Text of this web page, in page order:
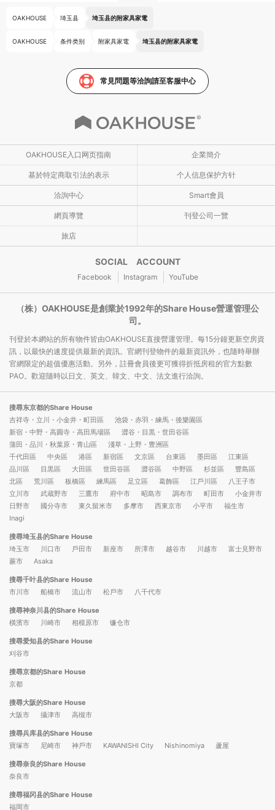
OAKHOUSE 埼玉县 埼玉县的附家具家電
OAKHOUSE 条件类别 附家具家電 埼玉县的附家具家電
常見問題等洽詢請至客服中心
OAKHOUSE入口网页指南 企業簡介
基於特定商取引法的表示 个人信息保护方针
洽詢中心 Smart會員
網頁導覽 刊登公司一覽
旅店
SOCIAL ACCOUNT
Facebook Instagram YouTube
（株）OAKHOUSE是創業於1992年的Share House營運管理公
司。
刊登於本網站的所有物件皆由OAKHOUSE直接營運管理。每15分鐘更新空房資
訊，以最快的速度提供最新的資訊。官網刊登物件的最新資訊外，也隨時舉辦
官網限定的超值優惠活動。另外，註冊會員後更可獲得折抵房租的官方點數
PAO。歡迎隨時以日文、英文、韓文、中文、法文進行洽詢。
搜尋东京都的Share House
吉祥寺・立川・小金井・町田區
池袋・赤羽・練馬・後樂園區
新宿・中野・高圓寺・高田馬場區
澀谷・目黒・世田谷區
蒲田・品川・秋葉原・青山區
淺草・上野・豊洲區
千代田區
中央區 港區 新宿區 文京區 台東區 墨田區
江東區
品川區
目黒區 大田區 世田谷區 澀谷區 中野區 杉並區
豐島區
北區
荒川區 板橋區 練馬區 足立區 葛飾區 江戶川區
八王子市
立川市
武蔵野市 三鷹市 府中市 昭島市 調布市 町田市
小金井市
日野市
國分寺市 東久留米市 多摩市 西東京市 小平市
福生市
Inagi
搜尋埼玉县的Share House
埼玉市
川口市 戶田市 新座市 所澤市 越谷市 川越市
富士見野市
蕨市
Asaka
搜尋千叶县的Share House
市川市
船橋市 流山市 松戶市 八千代市
搜尋神奈川县的Share House
橫濱市
川崎市 相模原市 镰仓市
搜尋爱知县的Share House
刈谷市
搜尋京都的Share House
京都
搜尋大阪的Share House
大阪市
攝津市 高槻市
搜尋兵库县的Share House
寶塚市
尼崎市 神戶市 KAWANISHI City Nishinomiya 蘆屋
搜尋奈良的Share House
奈良市
搜尋福冈县的Share House
福岡市